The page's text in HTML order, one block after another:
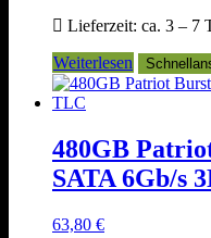
Lieferzeit: ca. 3 – 7
Weiterlesen
480GB
SATA 6Gb/s
63,80 €